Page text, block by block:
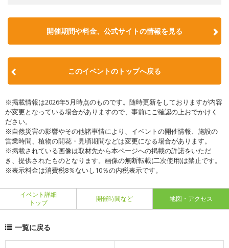
開催期間や料金、公式サイトの情報を見る
このイベントのトップへ戻る
※掲載情報は2026年5月時点のものです。随時更新をしておりますが内容
が変更となっている場合がありますので、事前にご確認の上おでかけく
ださい。
※自然災害の影響やその他諸事情により、イベントの開催情報、施設の
営業時間、植物の開花・見頃期間などは変更になる場合があります。
※掲載されている画像は取材先から本ページへの掲載の許諾をいただ
き、提供されたものとなります。画像の無断転載(二次使用)は禁止です。
※表示料金は消費税8％ないし10％の内税表示です。
イベント詳細
トップ
開催時間など 地図・アクセス
一覧に戻る